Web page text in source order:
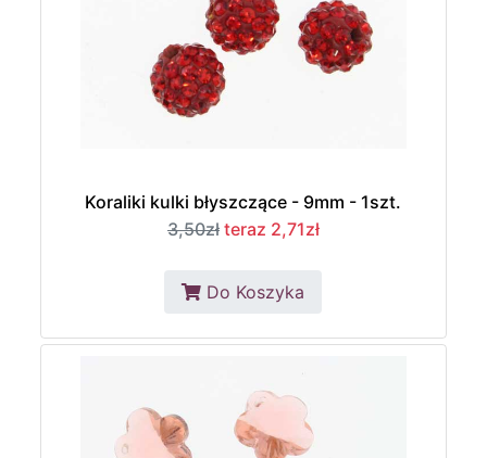
Koraliki kulki błyszczące - 9mm - 1szt.
3,50zł teraz 2,71zł
Do Koszyka